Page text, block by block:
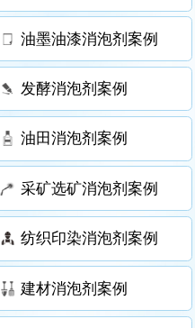
油墨油漆消泡剂案例
发酵消泡剂案例
油田消泡剂案例
采矿选矿消泡剂案例
纺织印染消泡剂案例
建材消泡剂案例